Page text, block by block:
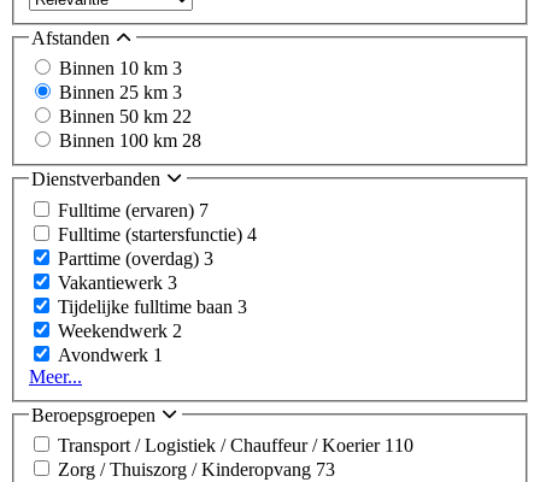
Afstanden
Binnen 10 km 3
Binnen 25 km 3
Binnen 50 km 22
Binnen 100 km 28
Dienstverbanden
Fulltime (ervaren) 7
Fulltime (startersfunctie) 4
Parttime (overdag) 3
Vakantiewerk 3
Tijdelijke fulltime baan 3
Weekendwerk 2
Avondwerk 1
Meer...
Beroepsgroepen
Transport / Logistiek / Chauffeur / Koerier 110
Zorg / Thuiszorg / Kinderopvang 73